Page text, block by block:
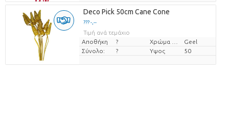
Deco Pick 50cm Cane Cone
??? -,--
Τιμή ανά τεμάχιο
Αποθήκη
?
Geel
Σύνολο:
? Υψος 50